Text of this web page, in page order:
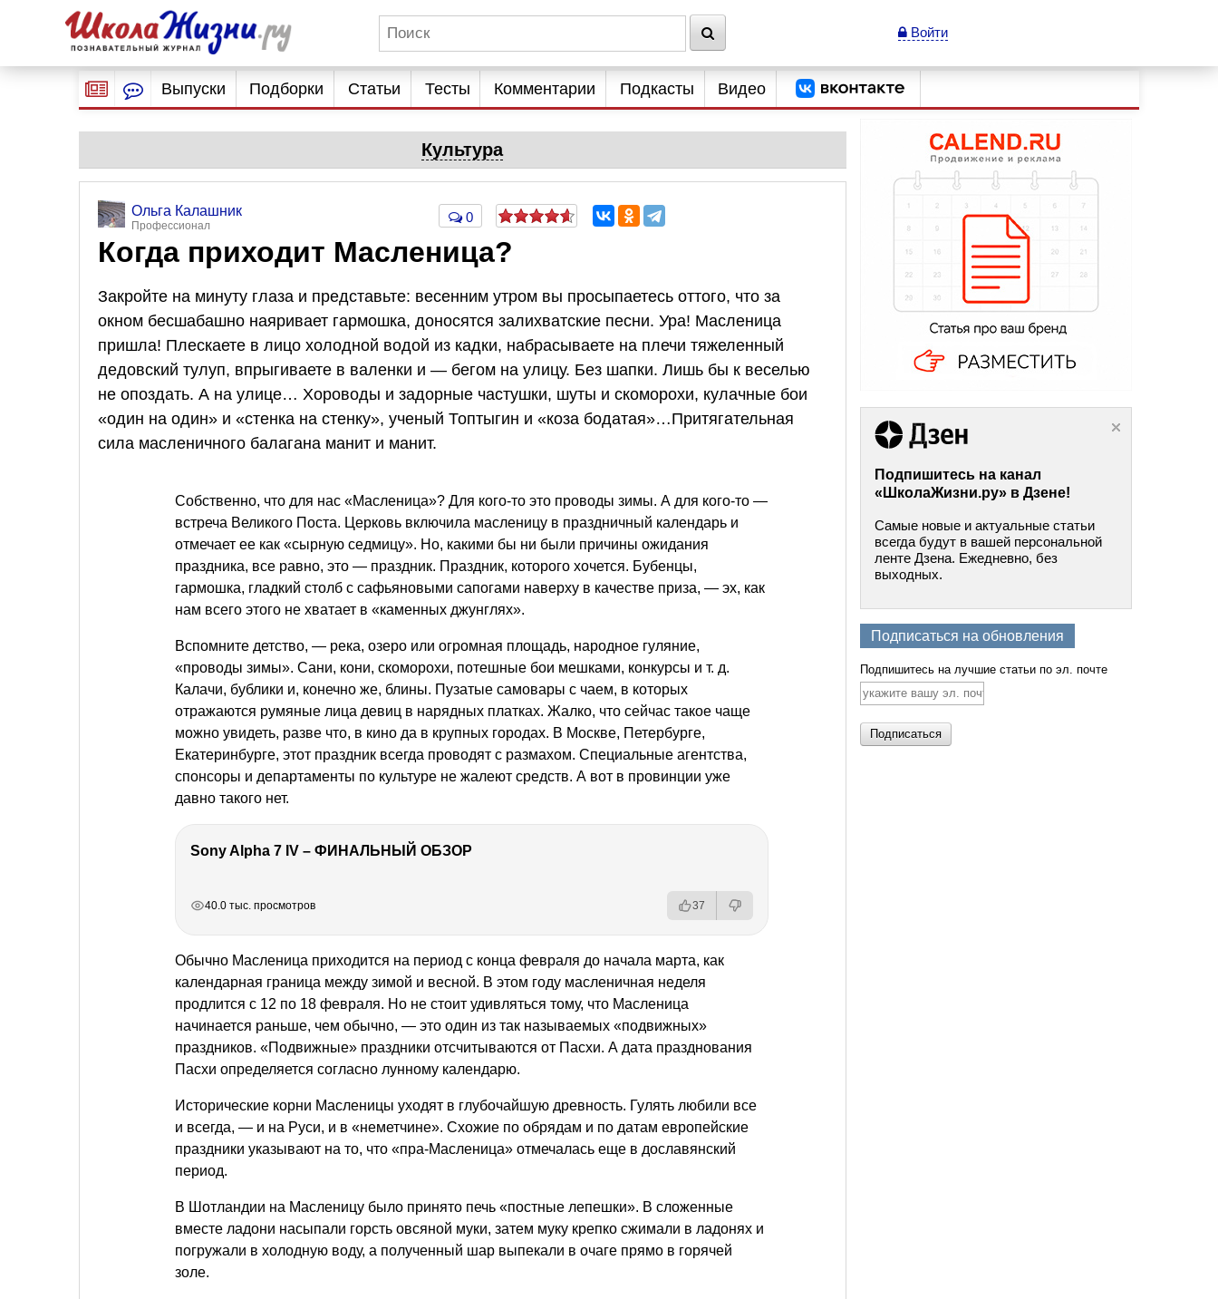
Войти
Выпуски Подборки Статьи Тесты Комментарии Подкасты Видео
Культура
Ольга Калашник
Профессионал
0
Когда приходит Масленица?
Закройте на минуту глаза и представьте: весенним утром вы просыпаетесь оттого, что за
окном бесшабашно наяривает гармошка, доносятся залихватские песни. Ура! Масленица
пришла! Плескаете в лицо холодной водой из кадки, набрасываете на плечи тяжеленный
дедовский тулуп, впрыгиваете в валенки и — бегом на улицу. Без шапки. Лишь бы к веселью
не опоздать. А на улице… Хороводы и задорные частушки, шуты и скоморохи, кулачные бои
«один на один» и «стенка на стенку», ученый Топтыгин и «коза бодатая»…Притягательная
сила масленичного балагана манит и манит.
Собственно, что для нас «Масленица»? Для кого-то это проводы зимы. А для кого-то —
встреча Великого Поста. Церковь включила масленицу в праздничный календарь и
отмечает ее как «сырную седмицу». Но, какими бы ни были причины ожидания
праздника, все равно, это — праздник. Праздник, которого хочется. Бубенцы,
гармошка, гладкий столб с сафьяновыми сапогами наверху в качестве приза, — эх, как
нам всего этого не хватает в «каменных джунглях».
Вспомните детство, — река, озеро или огромная площадь, народное гуляние,
«проводы зимы». Сани, кони, скоморохи, потешные бои мешками, конкурсы и т. д.
Калачи, бублики и, конечно же, блины. Пузатые самовары с чаем, в которых
отражаются румяные лица девиц в нарядных платках. Жалко, что сейчас такое чаще
можно увидеть, разве что, в кино да в крупных городах. В Москве, Петербурге,
Екатеринбурге, этот праздник всегда проводят с размахом. Специальные агентства,
спонсоры и департаменты по культуре не жалеют средств. А вот в провинции уже
давно такого нет.
Sony Alpha 7 IV – ФИНАЛЬНЫЙ ОБЗОР
40.0 тыс. просмотров 37
Обычно Масленица приходится на период с конца февраля до начала марта, как
календарная граница между зимой и весной. В этом году масленичная неделя
продлится с 12 по 18 февраля. Но не стоит удивляться тому, что Масленица
начинается раньше, чем обычно, — это один из так называемых «подвижных»
праздников. «Подвижные» праздники отсчитываются от Пасхи. А дата празднования
Пасхи определяется согласно лунному календарю.
Исторические корни Масленицы уходят в глубочайшую древность. Гулять любили все
и всегда, — и на Руси, и в «неметчине». Схожие по обрядам и по датам европейские
праздники указывают на то, что «пра-Масленица» отмечалась еще в дославянский
период.
В Шотландии на Масленицу было принято печь «постные лепешки». В сложенные
вместе ладони насыпали горсть овсяной муки, затем муку крепко сжимали в ладонях и
погружали в холодную воду, а полученный шар выпекали в очаге прямо в горячей
золе.
Подпишитесь на канал
«ШколаЖизни.ру» в Дзене!
Самые новые и актуальные статьи
всегда будут в вашей персональной
ленте Дзена. Ежедневно, без
выходных.
Подписаться на обновления
Подпишитесь на лучшие статьи по эл. почте